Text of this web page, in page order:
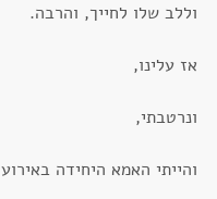
וללב שלו לחייך, והרבה.
אז עלינו,
ונרטבתי,
והייתי האמא היחידה באירוע